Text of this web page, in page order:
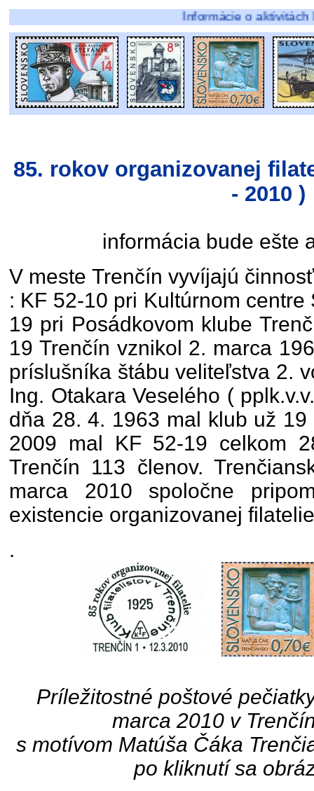
Informácie o aktivitách Klubu
85. rokov organizovanej
- 2010 )
informácia bude ešte
V meste Trenčín vyvíjajú
: KF 52-10 pri Kultúrnom
19 pri Posádkovom klube
19 Trenčín vznikol 2. marca
príslušníka štábu veliteľstva 2.
Ing. Otakara Veselého (
dňa 28. 4. 1963 mal klub už
2009 mal KF 52-19 celkom
Trenčín 113 členov.
marca 2010 spoločne
existencie organizovanej
.
Príležitostné poštové
marca 2010 v
s motívom Matúša Čáka
po kliknutí sa